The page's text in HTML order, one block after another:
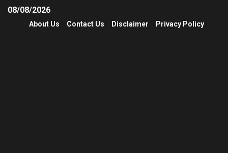
08/08/2026
About Us Contact Us Disclaimer Privacy Policy